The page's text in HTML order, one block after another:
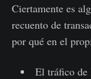
Ciertamente es
recuento de
por qué en el
El tráfico de